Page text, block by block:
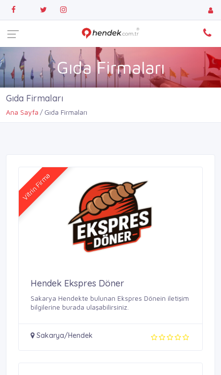
Gıda Firmaları
Gıda Firmaları
Ana Sayfa Gıda Firmaları
Vitrin Firma
Hendek Ekspres Döner
Sakarya Hendekte bulunan Ekspres Dönein iletişim
bilgilerine burada ulaşabilirsiniz.
Sakarya/Hendek